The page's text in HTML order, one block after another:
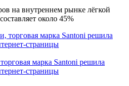
на внутреннем рынке лёгкой
около 45%
марка Santoni решила
страницы